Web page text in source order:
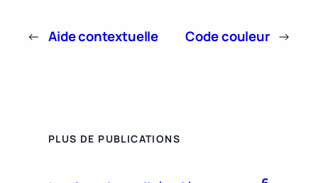
← Aide contextuelle Code couleur →
PLUS DE PUBLICATIONS